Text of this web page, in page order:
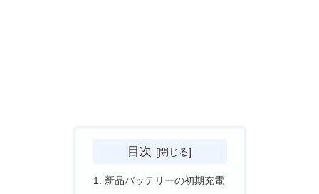
目次
新品バッテリーの初期充電